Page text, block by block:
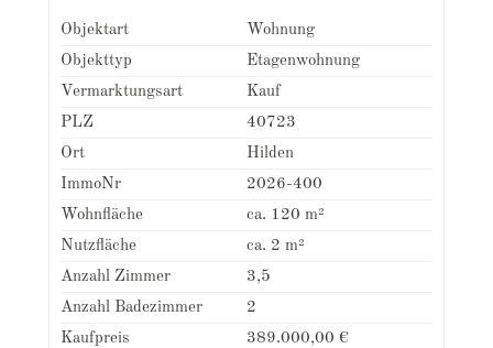
Hildener-Süden
Objektart
Wohnung
Objekttyp
Etagenwohnung
Vermarktungsart
Kauf
PLZ
40723
Ort
Hilden
ImmoNr
2026-400
Wohnfläche
ca. 120 m²
Nutzfläche
ca. 2 m²
Anzahl Zimmer
3,5
Anzahl Badezimmer
2
Kaufpreis
389.000,00 €